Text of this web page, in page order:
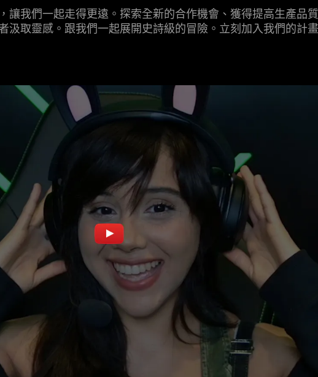
讓我們一起走得更遠。探索全新的合作機會、獲得提高生產品
汲取靈感。跟我們一起展開史詩級的冒險。立刻加入我們的計畫